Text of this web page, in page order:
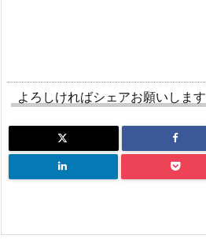
よろしければシェアお願いします